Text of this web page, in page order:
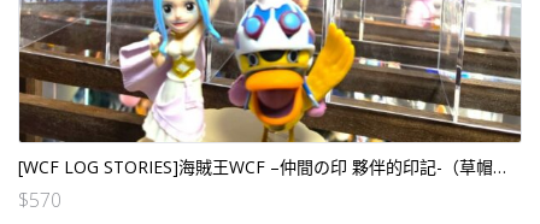
[WCF LOG STORIES]海賊王WCF –仲間の印 夥伴的印記-（草帽一夥全套裝8人SET） （行）
$570